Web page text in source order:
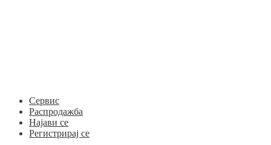
Сервис
Распродажба
Најави се
Регистрирај се